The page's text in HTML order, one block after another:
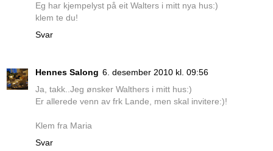
Eg har kjempelyst på eit Walters i mitt nya hus:)
klem te du!
Svar
Hennes Salong 6. desember 2010 kl. 09:56
Ja, takk..Jeg ønsker Walthers i mitt hus:)
Er allerede venn av frk Lande, men skal invitere:)!
Klem fra Maria
Svar